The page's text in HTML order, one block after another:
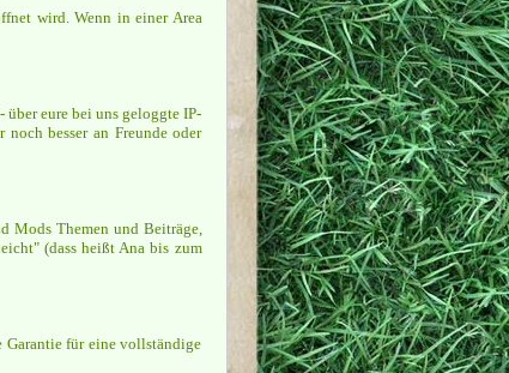
wird. Wenn in einer Area
eure bei uns geloggte IP-
besser an Freunde oder
Mods Themen und Beiträge,
(dass heißt Ana bis zum
Garantie für eine vollständige